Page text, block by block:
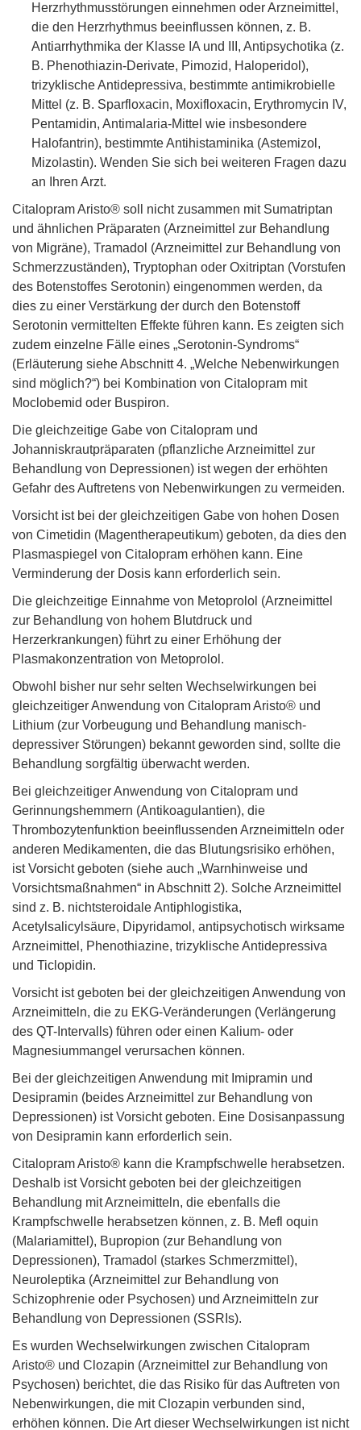
Herzrhythmusstörungen einnehmen oder Arzneimittel,
die den Herzrhythmus beeinflussen können, z. B.
Antiarrhythmika der Klasse IA und III, Antipsychotika (z.
B. Phenothiazin-Derivate, Pimozid, Haloperidol),
trizyklische Antidepressiva, bestimmte antimikrobielle
Mittel (z. B. Sparfloxacin, Moxifloxacin, Erythromycin IV,
Pentamidin, Antimalaria-Mittel wie insbesondere
Halofantrin), bestimmte Antihistaminika (Astemizol,
Mizolastin). Wenden Sie sich bei weiteren Fragen dazu
an Ihren Arzt.
Citalopram Aristo® soll nicht zusammen mit Sumatriptan
und ähnlichen Präparaten (Arzneimittel zur Behandlung
von Migräne), Tramadol (Arzneimittel zur Behandlung von
Schmerzzuständen), Tryptophan oder Oxitriptan (Vorstufen
des Botenstoffes Serotonin) eingenommen werden, da
dies zu einer Verstärkung der durch den Botenstoff
Serotonin vermittelten Effekte führen kann. Es zeigten sich
zudem einzelne Fälle eines „Serotonin-Syndroms“
(Erläuterung siehe Abschnitt 4. „Welche Nebenwirkungen
sind möglich?“) bei Kombination von Citalopram mit
Moclobemid oder Buspiron.
Die gleichzeitige Gabe von Citalopram und
Johanniskrautpräparaten (pflanzliche Arzneimittel zur
Behandlung von Depressionen) ist wegen der erhöhten
Gefahr des Auftretens von Nebenwirkungen zu vermeiden.
Vorsicht ist bei der gleichzeitigen Gabe von hohen Dosen
von Cimetidin (Magentherapeutikum) geboten, da dies den
Plasmaspiegel von Citalopram erhöhen kann. Eine
Verminderung der Dosis kann erforderlich sein.
Die gleichzeitige Einnahme von Metoprolol (Arzneimittel
zur Behandlung von hohem Blutdruck und
Herzerkrankungen) führt zu einer Erhöhung der
Plasmakonzentration von Metoprolol.
Obwohl bisher nur sehr selten Wechselwirkungen bei
gleichzeitiger Anwendung von Citalopram Aristo® und
Lithium (zur Vorbeugung und Behandlung manisch-
depressiver Störungen) bekannt geworden sind, sollte die
Behandlung sorgfältig überwacht werden.
Bei gleichzeitiger Anwendung von Citalopram und
Gerinnungshemmern (Antikoagulantien), die
Thrombozytenfunktion beeinflussenden Arzneimitteln oder
anderen Medikamenten, die das Blutungsrisiko erhöhen,
ist Vorsicht geboten (siehe auch „Warnhinweise und
Vorsichtsmaßnahmen“ in Abschnitt 2). Solche Arzneimittel
sind z. B. nichtsteroidale Antiphlogistika,
Acetylsalicylsäure, Dipyridamol, antipsychotisch wirksame
Arzneimittel, Phenothiazine, trizyklische Antidepressiva
und Ticlopidin.
Vorsicht ist geboten bei der gleichzeitigen Anwendung von
Arzneimitteln, die zu EKG-Veränderungen (Verlängerung
des QT-Intervalls) führen oder einen Kalium- oder
Magnesiummangel verursachen können.
Bei der gleichzeitigen Anwendung mit Imipramin und
Desipramin (beides Arzneimittel zur Behandlung von
Depressionen) ist Vorsicht geboten. Eine Dosisanpassung
von Desipramin kann erforderlich sein.
Citalopram Aristo® kann die Krampfschwelle herabsetzen.
Deshalb ist Vorsicht geboten bei der gleichzeitigen
Behandlung mit Arzneimitteln, die ebenfalls die
Krampfschwelle herabsetzen können, z. B. Mefl oquin
(Malariamittel), Bupropion (zur Behandlung von
Depressionen), Tramadol (starkes Schmerzmittel),
Neuroleptika (Arzneimittel zur Behandlung von
Schizophrenie oder Psychosen) und Arzneimitteln zur
Behandlung von Depressionen (SSRIs).
Es wurden Wechselwirkungen zwischen Citalopram
Aristo® und Clozapin (Arzneimittel zur Behandlung von
Psychosen) berichtet, die das Risiko für das Auftreten von
Nebenwirkungen, die mit Clozapin verbunden sind,
erhöhen können. Die Art dieser Wechselwirkungen ist nicht